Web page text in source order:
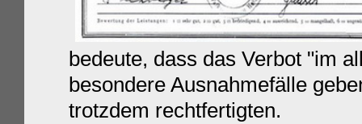
bedeute, dass das Verbot "im
besondere Ausnahmefälle
trotzdem rechtfertigten.